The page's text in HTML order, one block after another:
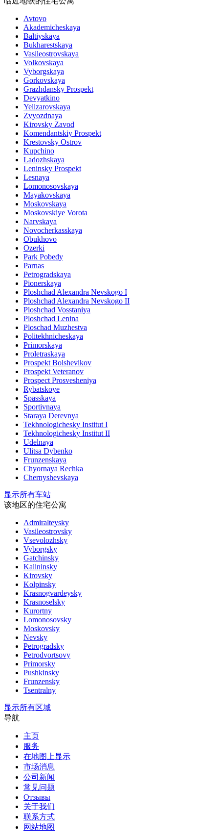
Avtovo
Akademicheskaya
Baltiyskaya
Bukharestskaya
Vasileostrovskaya
Volkovskaya
Vyborgskaya
Gorkovskaya
Grazhdansky Prospekt
Devyatkino
Yelizarovskaya
Zvyozdnaya
Kirovsky Zavod
Komendantskiy Prospekt
Krestovsky Ostrov
Kupchino
Ladozhskaya
Leninsky Prospekt
Lesnaya
Lomonosovskaya
Mayakovskaya
Moskovskaya
Moskovskiye Vorota
Narvskaya
Novocherkasskaya
Obukhovo
Ozerki
Park Pobedy
Parnas
Petrogradskaya
Pionerskaya
Ploshchad Alexandra Nevskogo I
Ploshchad Alexandra Nevskogo II
Ploshchad Vosstaniya
Ploshchad Lenina
Ploschad Muzhestva
Politekhnicheskaya
Primorskaya
Proletraskaya
Prospekt Bolshevikov
Prospekt Veteranov
Prospect Prosvesheniya
Rybatskoye
Spasskaya
Sportivnaya
Staraya Derevnya
Tekhnologichesky Institut I
Tekhnologichesky Institut II
Udelnaya
Ulitsa Dybenko
Frunzenskaya
Chyornaya Rechka
Chernyshevskaya
显示所有车站
该地区的住宅公寓
Admiralteysky
Vasileostrovsky
Vsevolozhsky
Vyborgsky
Gatchinsky
Kalininsky
Kirovsky
Kolpinsky
Krasnogvardeysky
Krasnoselsky
Kurortny
Lomonosovsky
Moskovsky
Nevsky
Petrogradsky
Petrodvortsovy
Primorsky
Pushkinsky
Frunzensky
Tsentralny
显示所有区域
导航
主页
服务
在地图上显示
市场消息
公司新闻
常见问题
Отзывы
关于我们
联系方式
网站地图